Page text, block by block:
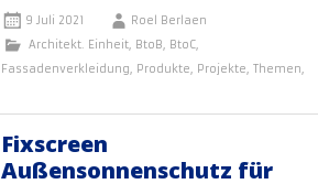
9 Juli 2021
Roel Berlaen
Architekt. Einheit, BtoB, BtoC,
Fassadenverkleidung, Produkte, Projekte, Themen,
Fixscreen
Außensonnenschutz für